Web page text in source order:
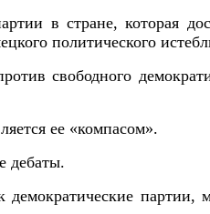
в стране, которая
политического
свободного
ее «компасом».
дебаты.